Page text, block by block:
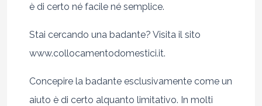
è di certo né facile né semplice.
Stai cercando una badante? Visita il sito
www.collocamentodomestici.it.
Concepire la badante esclusivamente come un
aiuto è di certo alquanto limitativo. In molti